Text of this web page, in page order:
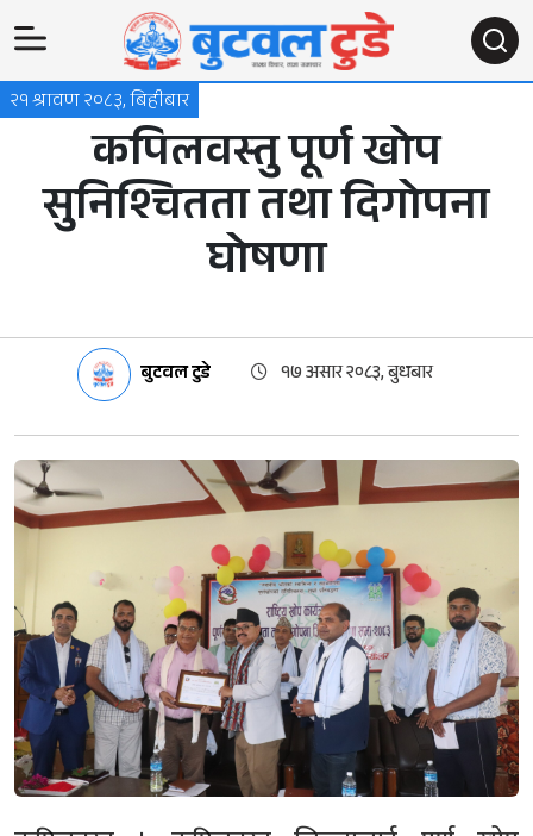
२१ श्रावण २०८३, बिहीबार
कपिलवस्तु पूर्ण खोप
सुनिश्चितता तथा दिगोपना
घोषणा
बुटवल टुडे १७ असार २०८३, बुधबार